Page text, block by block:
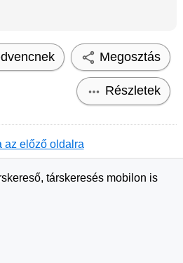
Megosztás
Részletek
az előző oldalra
társkeresés mobilon is